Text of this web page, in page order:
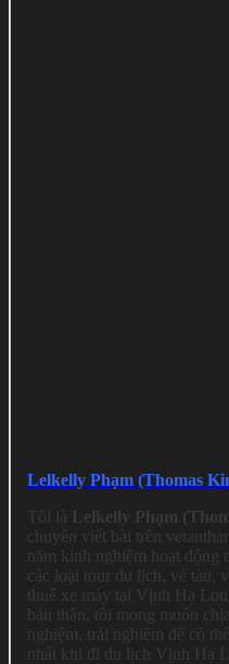
Lelkelly Phạm (Thomas
Tôi là Lelkelly Phạm
chuyên viết bài trên
năm kinh nghiệm hoạt
các loại tour du lịch, vé tàu,
thuê xe máy tại Vịnh Hạ
bản thân, tôi mong muốn
nghiệm, trải nghiệm để có
nhất khi đi du lịch Vịnh Hạ